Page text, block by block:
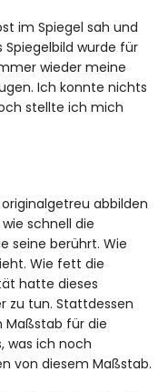
im Spiegel sah und
wurde für
wieder meine
Ich konnte nichts
stellte ich mich
abbilden
schnell die
seine berührt. Wie
Wie fett die
hatte dieses
zu tun. Stattdessen
Maßstab für die
was ich noch
von diesem Maßstab.